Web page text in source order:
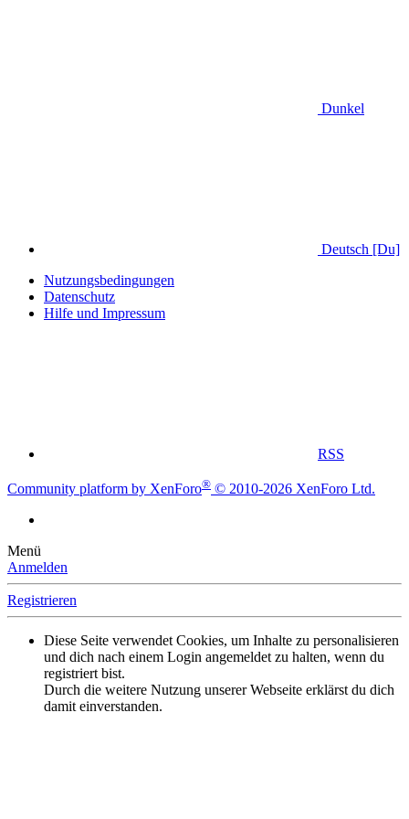
Dunkel
Deutsch [Du]
Nutzungsbedingungen
Datenschutz
Hilfe und Impressum
RSS
Community platform by XenForo® © 2010-2026 XenForo Ltd.
Menü
Anmelden
Registrieren
Diese Seite verwendet Cookies, um Inhalte zu personalisieren
und dich nach einem Login angemeldet zu halten, wenn du
registriert bist.
Durch die weitere Nutzung unserer Webseite erklärst du dich
damit einverstanden.